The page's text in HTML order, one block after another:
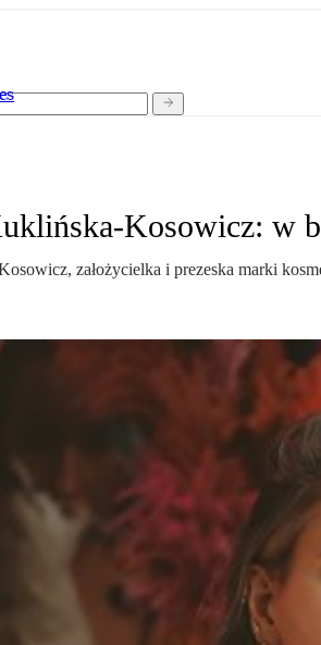
Kosowicz: w
założycielka i prezeska marki